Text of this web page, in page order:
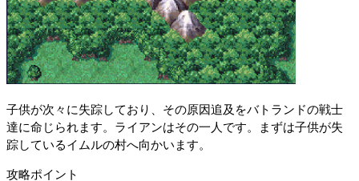
子供が次々に失踪しており、その原因追及をバトランドの戦士
達に命じられます。ライアンはその一人です。まずは子供が失
踪しているイムルの村へ向かいます。
攻略ポイント